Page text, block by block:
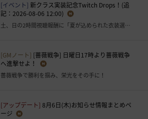
[イベント] 新クラス実装記念Twitch Drops！(追
記：2026-08-06 12:00)
土、日の2時間視聴報酬に「夏が込められた衣装選択箱」を追加いたしました。
[GMノート] [薔薇戦争] 日曜日17時より薔薇戦争
へ進撃せよ！
薔薇戦争で勝利を掴み、栄光をその手に！
[アップデート] 8月6日(木)お知らせ情報まとめペ
ージ